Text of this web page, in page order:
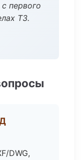
первого
ТЗ.
DWG,